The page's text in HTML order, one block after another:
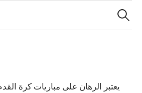
Zoeken
naar:
يعتبر الرهان على مباريات كرة